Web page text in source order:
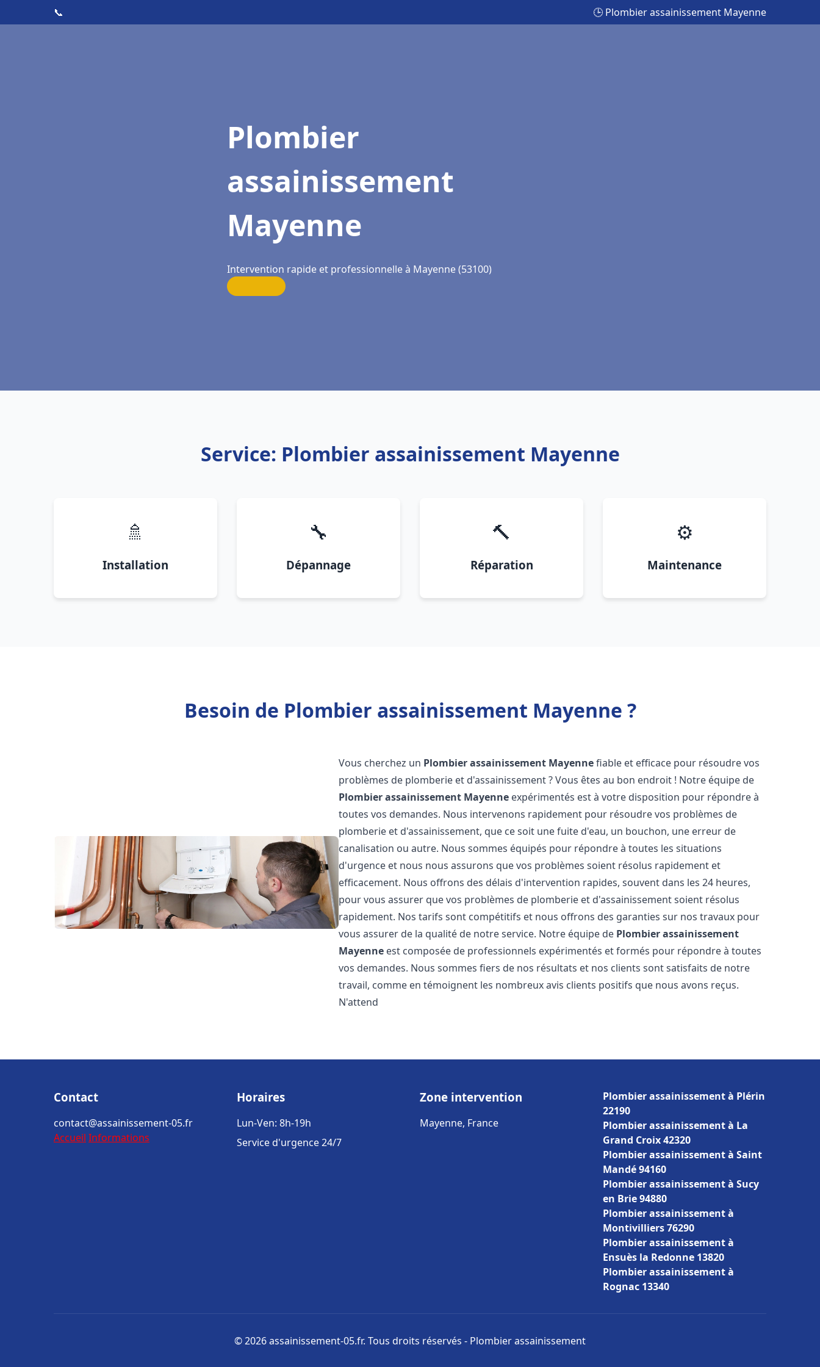
📞 🕒 Plombier assainissement Mayenne
Plombier
assainissement
Mayenne
Intervention rapide et professionnelle à Mayenne (53100)
Service: Plombier assainissement Mayenne
🚿
Installation
🔧
Dépannage
🔨
Réparation
⚙️
Maintenance
Besoin de Plombier assainissement Mayenne ?
Vous cherchez un Plombier assainissement Mayennefiable et efficace pour résoudre vos
problèmes de plomberie et d'assainissement ? Vous êtes au bon endroit ! Notre équipe de
Plombier assainissement Mayenne expérimentés est à votre disposition pour répondre à
toutes vos demandes. Nous intervenons rapidement pour résoudre vos problèmes de
plomberie et d'assainissement, que ce soit une fuite d'eau, un bouchon, une erreur de
canalisation ou autre. Nous sommes équipés pour répondre à toutes les situations
d'urgence et nous nous assurons que vos problèmes soient résolus rapidement et
efficacement. Nous offrons des délais d'intervention rapides, souvent dans les 24 heures,
pour vous assurer que vos problèmes de plomberie et d'assainissement soient résolus
rapidement. Nos tarifs sont compétitifs et nous offrons des garanties sur nos travaux pour
vous assurer de la qualité de notre service. Notre équipe de Plombier assainissement
Mayenne est composée de professionnels expérimentés et formés pour répondre à toutes
vos demandes. Nous sommes fiers de nos résultats et nos clients sont satisfaits de notre
travail, comme en témoignent les nombreux avis clients positifs que nous avons reçus.
N'attend
Contact
contact@assainissement-05.fr
Accueil Informations
Horaires
Lun-Ven: 8h-19h
Service d'urgence 24/7
Zone intervention
Mayenne, France
Plombier assainissement à Plérin
22190
Plombier assainissement à La
Grand Croix 42320
Plombier assainissement à Saint
Mandé 94160
Plombier assainissement à Sucy
en Brie 94880
Plombier assainissement à
Montivilliers 76290
Plombier assainissement à
Ensuès la Redonne 13820
Plombier assainissement à
Rognac 13340
© 2026 assainissement-05.fr. Tous droits réservés - Plombier assainissement